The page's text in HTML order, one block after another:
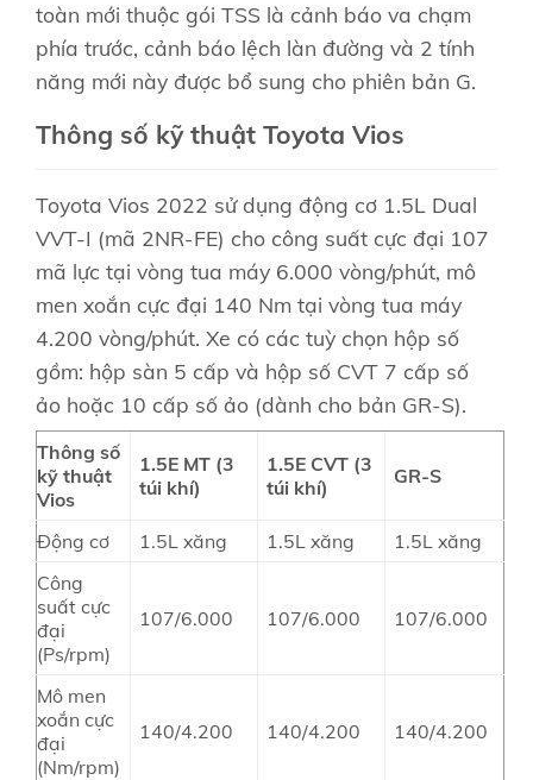
toàn mới thuộc gói TSS là cảnh báo va chạm
phía trước, cảnh báo lệch làn đường và 2 tính
năng mới này được bổ sung cho phiên bản G.
Thông số kỹ thuật Toyota Vios
Toyota Vios 2022 sử dụng động cơ 1.5L Dual
VVT-I (mã 2NR-FE) cho công suất cực đại 107
mã lực tại vòng tua máy 6.000 vòng/phút, mô
men xoắn cực đại 140 Nm tại vòng tua máy
4.200 vòng/phút. Xe có các tuỳ chọn hộp số
gồm: hộp sàn 5 cấp và hộp số CVT 7 cấp số
ảo hoặc 10 cấp số ảo (dành cho bản GR-S).
Thông số
kỹ thuật
Vios
1.5E MT (3
túi khí)
1.5E CVT (3
túi khí)
GR-S
Động cơ 1.5L xăng 1.5L xăng
1.5L xăng
Công
suất cực
đại
(Ps/rpm)
107/6.000 107/6.000 107/6.000
Mô men
xoắn cực
đại
(Nm/rpm)
140/4.200 140/4.200 140/4.200